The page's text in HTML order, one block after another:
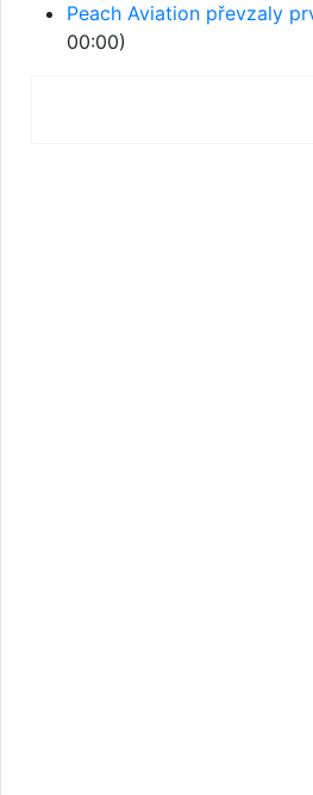
Peach Aviation převzaly
00:00)